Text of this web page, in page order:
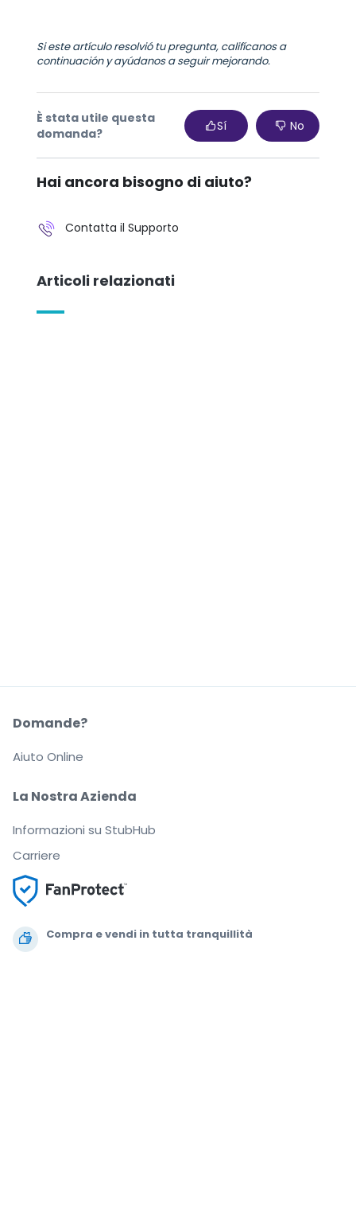
Si este artículo resolvió tu pregunta, califícanos a
continuación y ayúdanos a seguir mejorando.
È stata utile questa
domanda?
Sí No
Hai ancora bisogno di aiuto?
Contatta il Supporto
Articoli relazionati
Compra e vendi in tutta tranquillità
La Nostra Azienda
Informazioni su StubHub
Carriere
Domande?
Aiuto Online